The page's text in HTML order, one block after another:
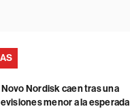
Nordisk caen tras una
menor a la esperada